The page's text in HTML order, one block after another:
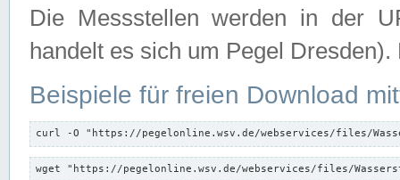
Die Messstellen werden in der
handelt es sich um Pegel
Beispiele für freien Download
curl -O "https://pegelonline.wsv.de/webservices/files/
wget "https://pegelonline.wsv.de/webservices/files/